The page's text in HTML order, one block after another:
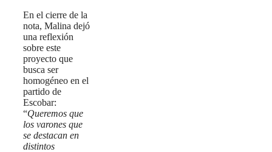
En el cierre de la
nota, Malina dejó
una reflexión
sobre este
proyecto que
busca ser
homogéneo en el
partido de
Escobar:
“Queremos que
los varones que
se destacan en
distintos